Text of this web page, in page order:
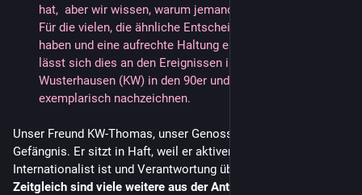
hat, aber wir wissen, warum jemand Antifaschist*in wird.
Für die vielen, die ähnliche Entscheidungen getroffen
haben und eine aufrechte Haltung eingenommen haben,
lässt sich dies an den Ereignissen in Königs-
Wusterhausen (KW) in den 90er und 00er-Jahren
exemplarisch nachzeichnen.
Unser Freund KW-Thomas, unser Genosse Nanuk sitzt im
Gefängnis. Er sitzt in Haft, weil er aktiver Antifaschist und
Internationalist ist und Verantwortung übernommen hat.
Zeitgleich sind viele weitere aus der Antifa-Bewegung